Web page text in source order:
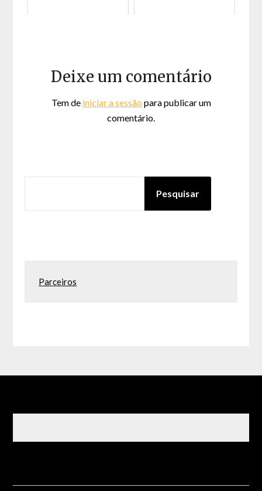
Deixe um comentário
Tem de iniciar a sessão para publicar um
comentário.
Pesquisar
Parceiros